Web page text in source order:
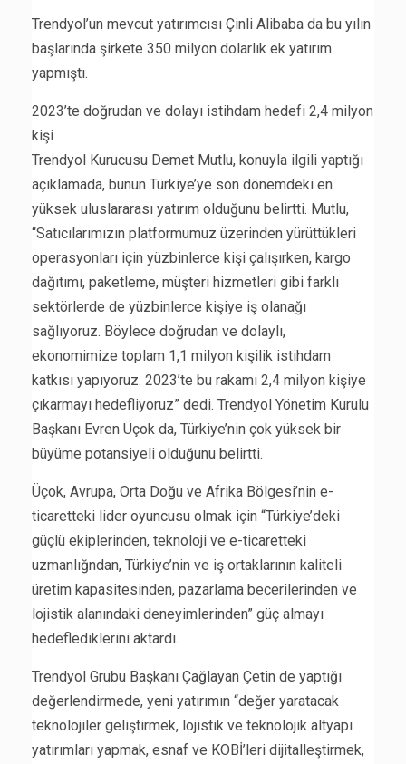
Trendyol’un mevcut yatırımcısı Çinli Alibaba da bu yılın
başlarında şirkete 350 milyon dolarlık ek yatırım
yapmıştı.
2023’te doğrudan ve dolayı istihdam hedefi 2,4 milyon
kişi
Trendyol Kurucusu Demet Mutlu, konuyla ilgili yaptığı
açıklamada, bunun Türkiye’ye son dönemdeki en
yüksek uluslararası yatırım olduğunu belirtti. Mutlu,
“Satıcılarımızın platformumuz üzerinden yürüttükleri
operasyonları için yüzbinlerce kişi çalışırken, kargo
dağıtımı, paketleme, müşteri hizmetleri gibi farklı
sektörlerde de yüzbinlerce kişiye iş olanağı
sağlıyoruz. Böylece doğrudan ve dolaylı,
ekonomimize toplam 1,1 milyon kişilik istihdam
katkısı yapıyoruz. 2023’te bu rakamı 2,4 milyon kişiye
çıkarmayı hedefliyoruz” dedi. Trendyol Yönetim Kurulu
Başkanı Evren Üçok da, Türkiye’nin çok yüksek bir
büyüme potansiyeli olduğunu belirtti.
Üçok, Avrupa, Orta Doğu ve Afrika Bölgesi’nin e-
ticaretteki lider oyuncusu olmak için “Türkiye’deki
güçlü ekiplerinden, teknoloji ve e-ticaretteki
uzmanlığndan, Türkiye’nin ve iş ortaklarının kaliteli
üretim kapasitesinden, pazarlama becerilerinden ve
lojistik alanındaki deneyimlerinden” güç almayı
hedeflediklerini aktardı.
Trendyol Grubu Başkanı Çağlayan Çetin de yaptığı
değerlendirmede, yeni yatırımın “değer yaratacak
teknolojiler geliştirmek, lojistik ve teknolojik altyapı
yatırımları yapmak, esnaf ve KOBİ’leri dijitalleştirmek,